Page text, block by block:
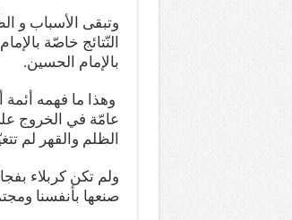
وتبقى الأسباب و
النّتائج خاصّة
بالإمام الحسين.
وهذا ما فهمه
عامّة في الخروج
الظلم والقهر لم
ولم تكن كربلاء
صنعها بأنفسنا